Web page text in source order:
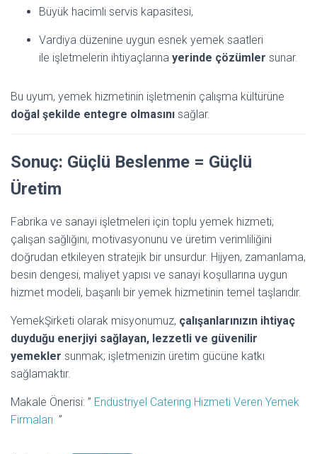
Büyük hacimli servis kapasitesi,
Vardiya düzenine uygun esnek yemek saatleri
ile işletmelerin ihtiyaçlarına yerinde çözümler sunar.
Bu uyum, yemek hizmetinin işletmenin çalışma kültürüne
doğal şekilde entegre olmasını sağlar.
Sonuç: Güçlü Beslenme = Güçlü
Üretim
Fabrika ve sanayi işletmeleri için toplu yemek hizmeti;
çalışan sağlığını, motivasyonunu ve üretim verimliliğini
doğrudan etkileyen stratejik bir unsurdur. Hijyen, zamanlama,
besin dengesi, maliyet yapısı ve sanayi koşullarına uygun
hizmet modeli, başarılı bir yemek hizmetinin temel taşlarıdır.
YemekŞirketi olarak misyonumuz, çalışanlarınızın ihtiyaç
duyduğu enerjiyi sağlayan, lezzetli ve güvenilir
yemekler sunmak; işletmenizin üretim gücüne katkı
sağlamaktır.
Makale Önerisi: ” Endüstriyel Catering Hizmeti Veren Yemek
Firmaları ”